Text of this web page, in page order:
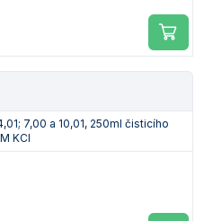
7,00 a 10,01, 250ml čisticího
KCl